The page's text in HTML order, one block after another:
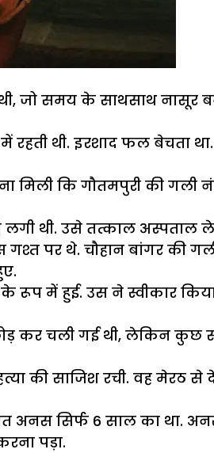
जो समय के साथसाथ नासूर
थी. इरशाद फल बेचता
मिली कि गौतमपुरी की
थी. उसे तत्काल अस्पताल ले
पर थे. चौहान बांगर की
में हुई. उस ने स्वीकार
कर चली गई थी, लेकिन
की साजिश रची. वह मेरठ
अनस सिर्फ 6 साल का था.
पड़ा.